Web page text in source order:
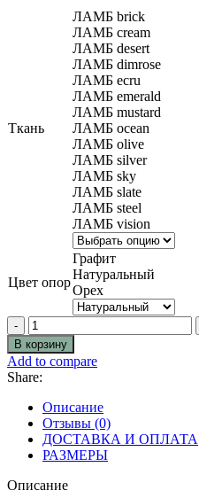
Ткань
ЛАМБ brick
ЛАМБ cream
ЛАМБ desert
ЛАМБ dimrose
ЛАМБ ecru
ЛАМБ emerald
ЛАМБ mustard
ЛАМБ ocean
ЛАМБ olive
ЛАМБ silver
ЛАМБ sky
ЛАМБ slate
ЛАМБ steel
ЛАМБ vision
Цвет опор
Графит
Натуральный
Орех
Количество
товара
Кресло
GUNNAR
Lamb
В корзину
Add to compare
Share:
Описание
Отзывы (0)
ДОСТАВКА И ОПЛАТА
РАЗМЕРЫ
Описание